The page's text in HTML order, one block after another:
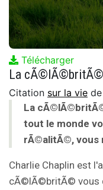
Télécharger
Citation sur la vie de
La
tout le monde
rÃ©alitÃ©, vous
Charlie Chaplin est
cÃ©lÃ©britÃ© vous